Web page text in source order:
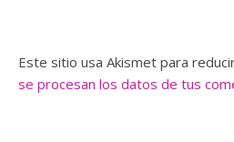
Este sitio usa Akismet para
se procesan los datos de tus